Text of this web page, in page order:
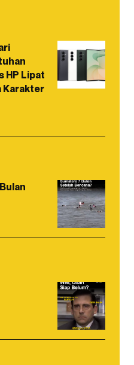
HP Lipat
Karakter